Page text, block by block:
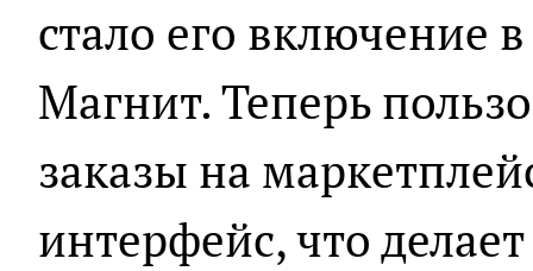
стало его включение
Магнит. Теперь
заказы на
интерфейс, что